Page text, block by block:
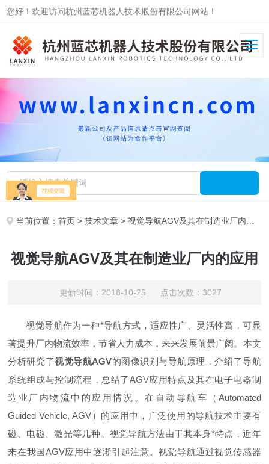
您好！欢迎访问杭州蓝芯机器人技术股份有限公司网站！
当前位置：首页 >技术文章 > 视觉导航AGV及其在制造业厂内的应用
视觉导航AGV及其在制造业厂内的应用
更新时间：2018-10-25 点击次数：3027
视觉导航作为一种*导航方式，适应性广、灵活性高，可显
著提升厂内物流效率，节省人力成本，未来发展前景广阔。本文
分析研究了视觉导航AGV的图像识别与导航原理，介绍了导航
系统组成与控制流程，总结了AGV应用特点及其在电子电器制
造业厂内物流中的应用情况。在自动导航车（Automated
Guided Vehicle, AGV）的应用中，广泛使用的导航技术主要有
磁、电磁、激光等几种。视觉导航方法由于其本身*特点，近年
来在我国AGV应用中逐渐引起注意。视觉导航通过视觉传感器